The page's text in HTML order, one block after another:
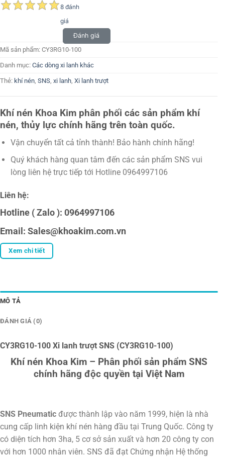
8 đánh
giá
Đánh giá
Mã sản phẩm: CY3RG10-100
Danh mục: Các dòng xi lanh khác
Thẻ: khí nén, SNS, xi lanh, Xi lanh trượt
Khí nén Khoa Kim phân phối các sản phẩm khí
nén, thủy lực chính hãng trên toàn quốc.
Vận chuyển tất cả tỉnh thành! Bảo hành chính hãng!
Quý khách hàng quan tâm đến các sản phẩm SNS vui
lòng liên hệ trực tiếp tới Hotline 0964997106
Liên hệ:
Hotline ( Zalo ): 0964997106
Email: Sales@khoakim.com.vn
Xem chi tiết
MÔ TẢ
ĐÁNH GIÁ (0)
CY3RG10-100 Xi lanh trượt SNS (CY3RG10-100)
Khí nén Khoa Kim – Phân phối sản phẩm SNS
chính hãng độc quyền tại Việt Nam
SNS Pneumatic được thành lập vào năm 1999, hiện là nhà
cung cấp linh kiện khí nén hàng đầu tại Trung Quốc. Công ty
có diện tích hơn 3ha, 5 cơ sở sản xuất và hơn 20 công ty con
với hơn 1000 nhân viên. SNS đã đạt Chứng nhận Hệ thống